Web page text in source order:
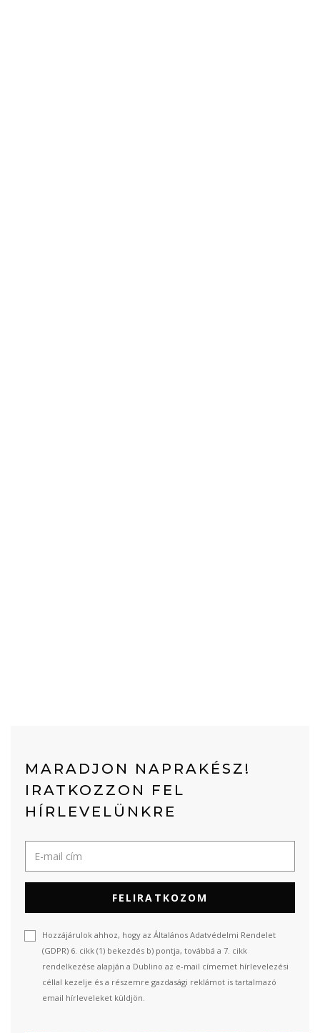
MARADJON NAPRAKÉSZ!
IRATKOZZON FEL
HÍRLEVELÜNKRE
FELIRATKOZOM
Hozzájárulok ahhoz, hogy az Általános Adatvédelmi Rendelet
(GDPR) 6. cikk (1) bekezdés b) pontja, továbbá a 7. cikk
rendelkezése alapján a Dublino az e-mail címemet hírlevelezési
céllal kezelje és a részemre gazdasági reklámot is tartalmazó
email hírleveleket küldjön.